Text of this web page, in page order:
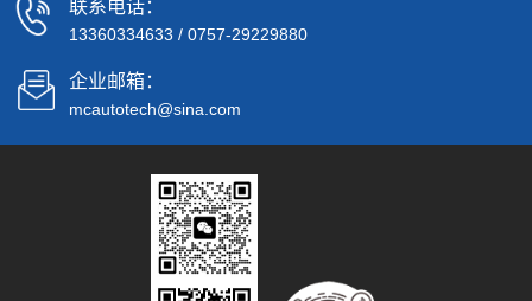
联系电话：
13360334633/ 0757-29229880
企业邮箱：
mcautotech@sina.com